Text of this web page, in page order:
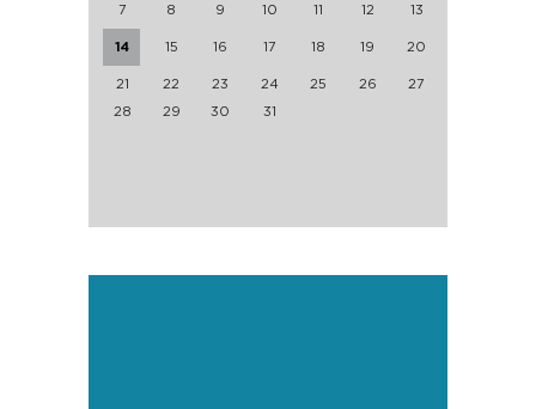
7 8 9 10 11 12 13
14 15 16 17 18 19 20
21 22 23 24 25 26
27
28
29 30 31